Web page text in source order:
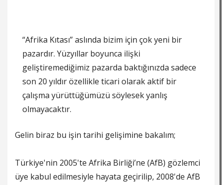
“Afrika Kıtası” aslında bizim için çok yeni bir
pazardır. Yüzyıllar boyunca ilişki
geliştiremediğimiz pazarda baktığınızda sadece
son 20 yıldır özellikle ticari olarak aktif bir
çalışma yürüttüğümüzü söylesek yanlış
olmayacaktır.
Gelin biraz bu işin tarihi gelişimine bakalım;
Türkiye'nin 2005'te Afrika Birliği’ne (AfB) gözlemci
üye kabul edilmesiyle hayata geçirilip, 2008'de AfB